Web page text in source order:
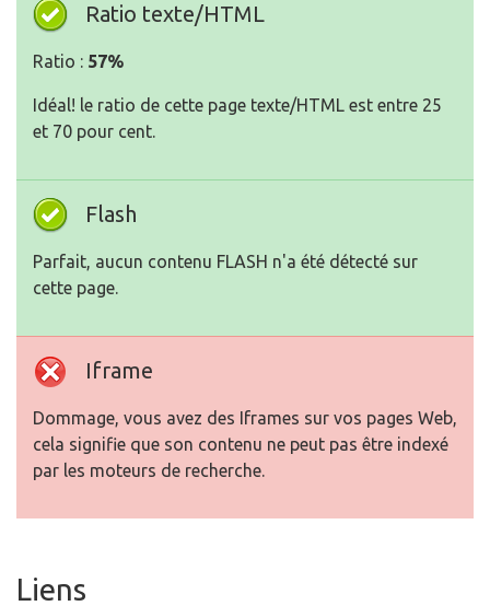
Ratio texte/HTML
Ratio : 57%
Idéal! le ratio de cette page texte/HTML est entre 25
et 70 pour cent.
Flash
Parfait, aucun contenu FLASH n'a été détecté sur
cette page.
Iframe
Dommage, vous avez des Iframes sur vos pages Web,
cela signifie que son contenu ne peut pas être indexé
par les moteurs de recherche.
Liens